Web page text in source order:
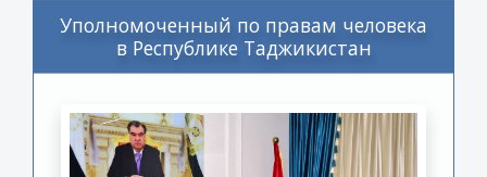
Уполномоченный по правам человека
в Республике Таджикистан